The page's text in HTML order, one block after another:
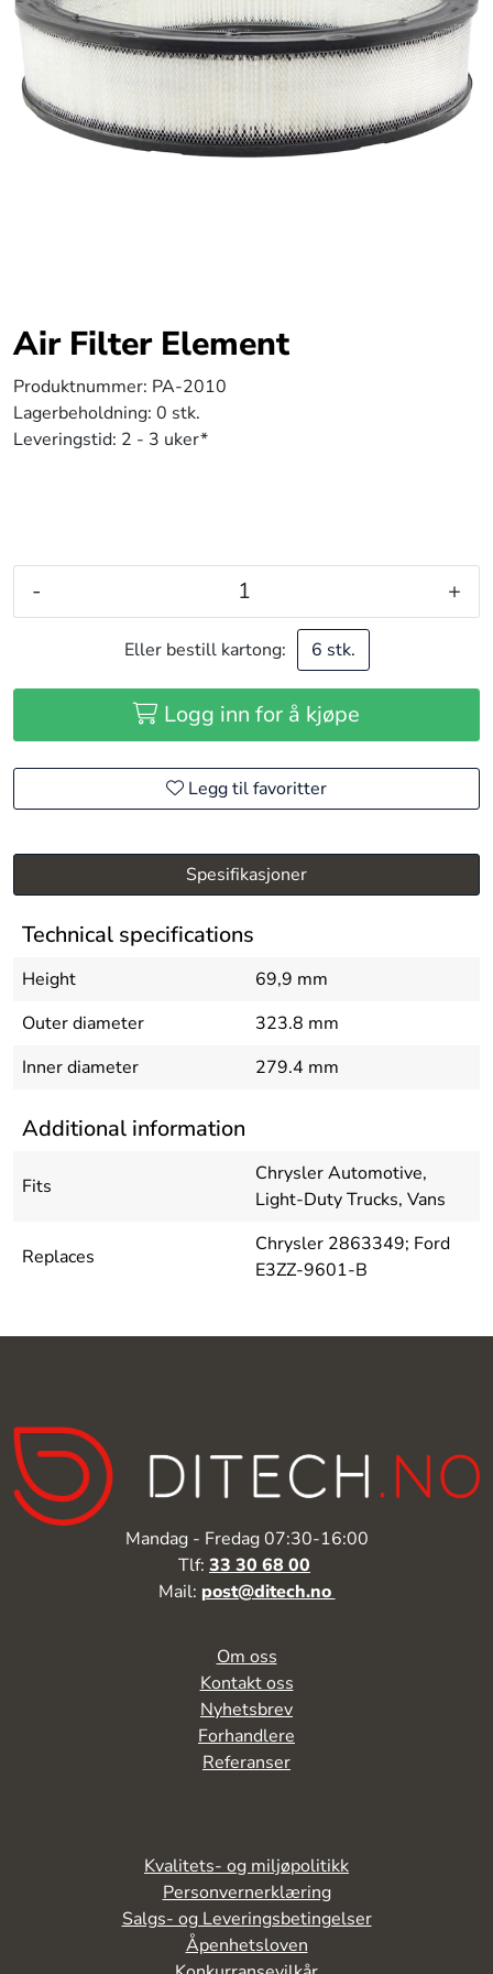
Air Filter Element
Produktnummer: PA-2010
Lagerbeholdning: 0 stk.
Leveringstid: 2 - 3 uker*
- +
Eller bestill kartong: 6 stk.
Logg inn for å kjøpe
Legg til favoritter
Spesifikasjoner
Technical specifications
Height
69,9 mm
Outer diameter
323.8 mm
Inner diameter
279.4 mm
Additional information
Fits
Chrysler Automotive,
Light-Duty Trucks, Vans
Replaces
Chrysler 2863349; Ford
E3ZZ-9601-B
Mandag - Fredag 07:30-16:00
Tlf: 33 30 68 00
Mail: post@ditech.no
Kvalitets- og miljøpolitikk
Personvernerklæring
Salgs- og Leveringsbetingelser
Åpenhetsloven
Om oss
Kontakt oss
Nyhetsbrev
Forhandlere
Referanser